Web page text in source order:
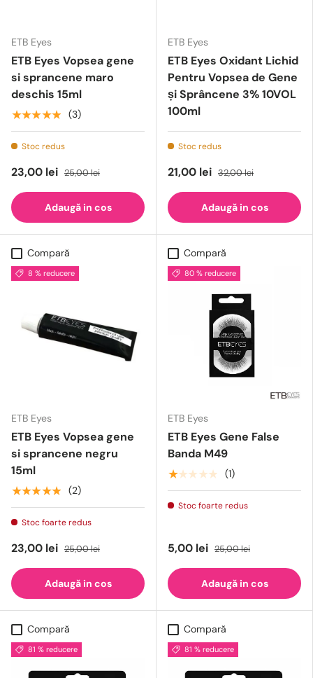
ETB Eyes
ETB Eyes Vopsea gene
si sprancene maro
deschis 15ml
★★★★★ (3)
Stoc redus
23,00 lei 25,00 lei
Adaugă in cos
ETB Eyes
ETB Eyes Oxidant Lichid
Pentru Vopsea de Gene
și Sprâncene 3% 10VOL
100ml
Stoc redus
21,00 lei 32,00 lei
Adaugă in cos
Compară
8 % reducere
ETB Eyes
ETB Eyes Vopsea gene
si sprancene negru
15ml
★★★★★ (2)
Stoc foarte redus
23,00 lei 25,00 lei
Adaugă in cos
Compară
80 % reducere
ETB Eyes
ETB Eyes Gene False
Banda M49
★★★★★ (1)
Stoc foarte redus
5,00 lei 25,00 lei
Adaugă in cos
Compară
81 % reducere
Compară
81 % reducere